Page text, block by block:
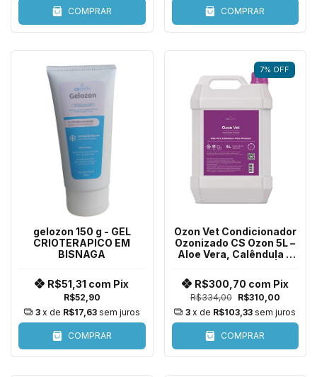
COMPRAR COMPRAR
gelozon 150 g - GEL
CRIOTERAPICO EM
BISNAGA
R$52,90
R$51,31 com Pix
3 x de R$17,63 sem juros
COMPRAR
7% OFF
Ozon Vet Condicionador
Ozonizado CS Ozon 5L –
Aloe Vera, Calêndula e
Embalagem Econômica
para Todas as Espécies
R$334,00 R$310,00
R$300,70 com Pix
3 x de R$103,33 sem juros
COMPRAR